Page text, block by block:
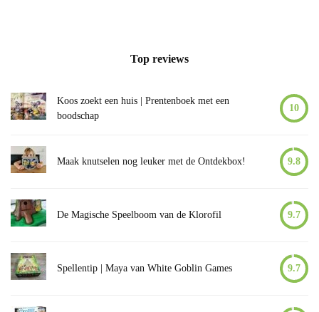
Top reviews
Koos zoekt een huis | Prentenboek met een
boodschap
10
Maak knutselen nog leuker met de Ontdekbox! 9.8
De Magische Speelboom van de Klorofil 9.7
Spellentip | Maya van White Goblin Games 9.7